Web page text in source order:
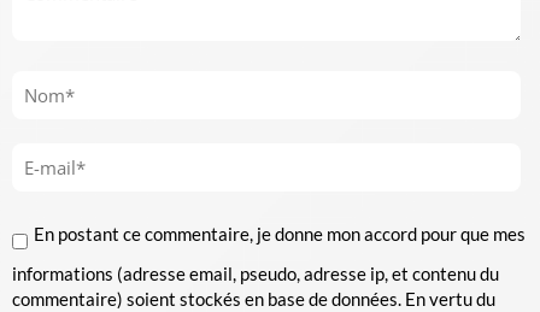
En postant ce commentaire, je donne mon accord pour que mes
informations (adresse email, pseudo, adresse ip, et contenu du
commentaire) soient stockés en base de données. En vertu du